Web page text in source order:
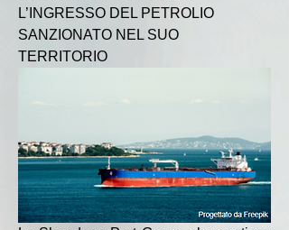
L’INGRESSO DEL PETROLIO
SANZIONATO NEL SUO
TERRITORIO